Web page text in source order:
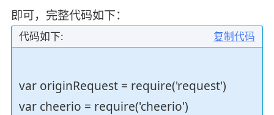
即可，完整代码如下：
复制代码
代码如下:
var originRequest = require('request')
var cheerio = require('cheerio')